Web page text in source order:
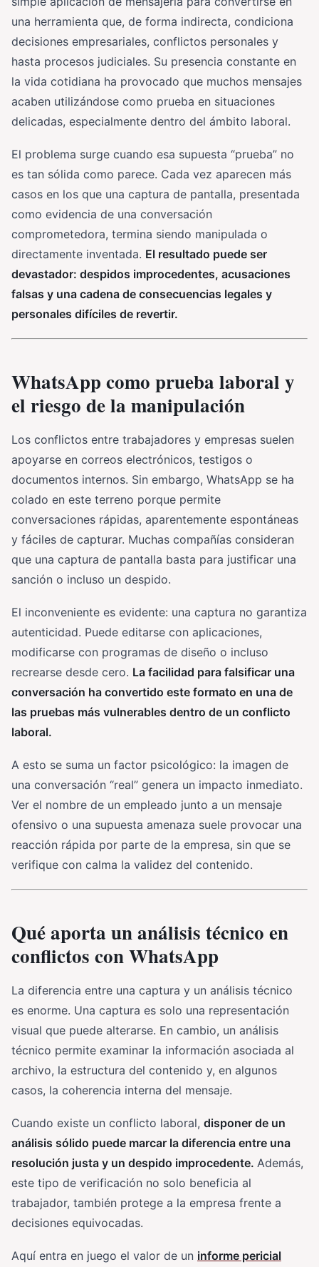
una herramienta que, de forma indirecta, condiciona
decisiones empresariales, conflictos personales y
hasta procesos judiciales. Su presencia constante en
la vida cotidiana ha provocado que muchos mensajes
acaben utilizándose como prueba en situaciones
delicadas, especialmente dentro del ámbito laboral.
El problema surge cuando esa supuesta “prueba” no
es tan sólida como parece. Cada vez aparecen más
casos en los que una captura de pantalla, presentada
como evidencia de una conversación
comprometedora, termina siendo manipulada o
directamente inventada. El resultado puede ser
devastador: despidos improcedentes, acusaciones
falsas y una cadena de consecuencias legales y
personales difíciles de revertir.
WhatsApp como prueba laboral y
el riesgo de la manipulación
Los conflictos entre trabajadores y empresas suelen
apoyarse en correos electrónicos, testigos o
documentos internos. Sin embargo, WhatsApp se ha
colado en este terreno porque permite
conversaciones rápidas, aparentemente espontáneas
y fáciles de capturar. Muchas compañías consideran
que una captura de pantalla basta para justificar una
sanción o incluso un despido.
El inconveniente es evidente: una captura no garantiza
autenticidad. Puede editarse con aplicaciones,
modificarse con programas de diseño o incluso
recrearse desde cero. La facilidad para falsificar una
conversación ha convertido este formato en una de
las pruebas más vulnerables dentro de un conflicto
laboral.
A esto se suma un factor psicológico: la imagen de
una conversación “real” genera un impacto inmediato.
Ver el nombre de un empleado junto a un mensaje
ofensivo o una supuesta amenaza suele provocar una
reacción rápida por parte de la empresa, sin que se
verifique con calma la validez del contenido.
Qué aporta un análisis técnico en
conflictos con WhatsApp
La diferencia entre una captura y un análisis técnico
es enorme. Una captura es solo una representación
visual que puede alterarse. En cambio, un análisis
técnico permite examinar la información asociada al
archivo, la estructura del contenido y, en algunos
casos, la coherencia interna del mensaje.
Cuando existe un conflicto laboral, disponer de un
análisis sólido puede marcar la diferencia entre una
resolución justa y un despido improcedente. Además,
este tipo de verificación no solo beneficia al
trabajador, también protege a la empresa frente a
decisiones equivocadas.
Aquí entra en juego el valor de un informe pericial